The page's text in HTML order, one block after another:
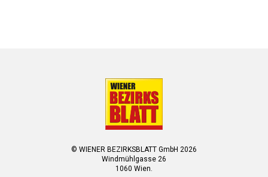
© WIENER BEZIRKSBLATT GmbH 2026
Windmühlgasse 26
1060 Wien.